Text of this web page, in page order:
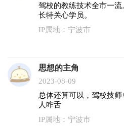
驾校的教练技术全市一
长特关心学员。
IP属地：宁波市
思想的主角
2023-08-09
总体还算可以，驾校技
人咋舌
IP属地：宁波市